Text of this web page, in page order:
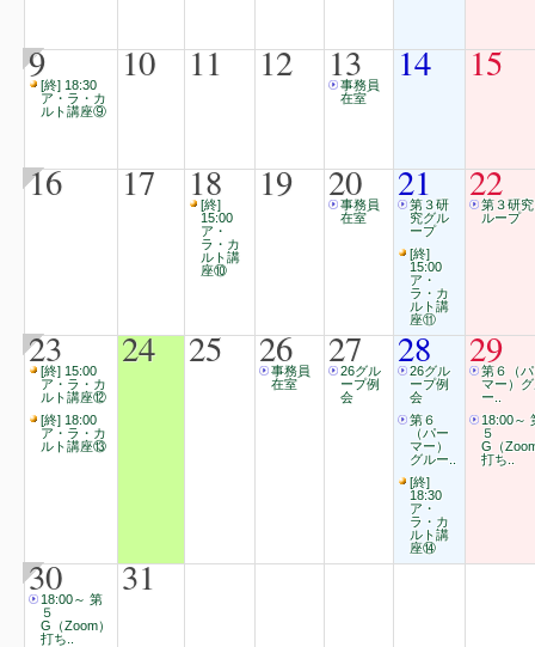
9[終] 18:30
ア・ラ・カ
ルト講座⑨
10 11 12 13
事務員
在室
14 15
16 17 18
[終]
15:00
ア・
ラ・カ
ルト講
座⑩
19 20
事務員
在室
21
第３研
究グル
ープ
[終]
15:00
ア・
ラ・カ
ルト講
座⑪
22
第３研
ループ
23
[終] 15:00
ア・ラ・カ
ルト講座⑫
[終] 18:00
ア・ラ・カ
ルト講座⑬
24 25 26
事務員
在室
27
26グル
ープ例
会
28
26グル
ープ例
会
第６
（パー
マー）
グルー..
[終]
18:30
ア・
ラ・カ
ルト講
座⑭
29
第６（
マー）
ー..
18:00～
５
G（
打ち..
30
18:00～ 第
５
G（Zoom）
打ち..
31